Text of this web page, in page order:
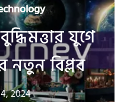
যুগে
নতুন বিপ্লব
2024